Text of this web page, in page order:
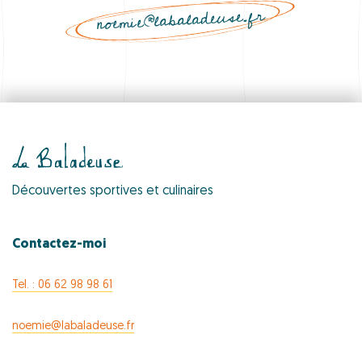
noemie@labaladeuse.fr
Découvertes sportives et culinaires
Contactez-moi
Tel. : 06 62 98 98 61
noemie@labaladeuse.fr